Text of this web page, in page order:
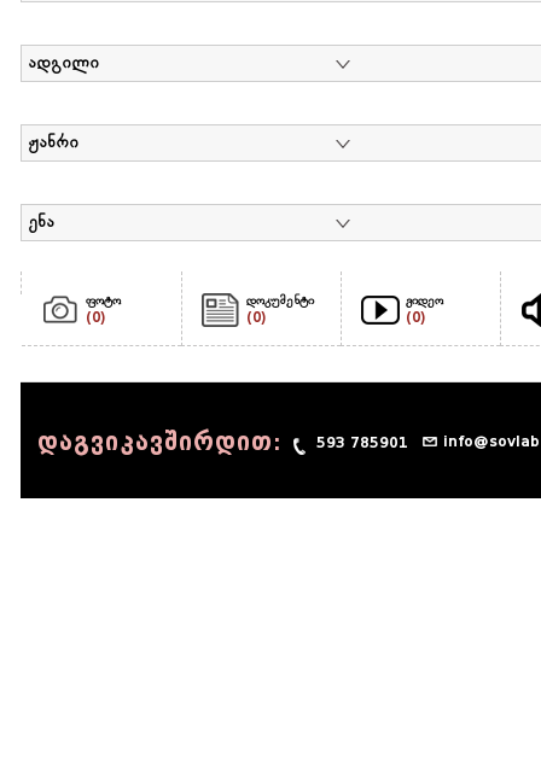
ადგილი
ჟანრი
ენა
ფოტო
(0)
დოკუმენტი
(0)
ვიდეო
(0)
დაგვიკავშირდით: 593 785901